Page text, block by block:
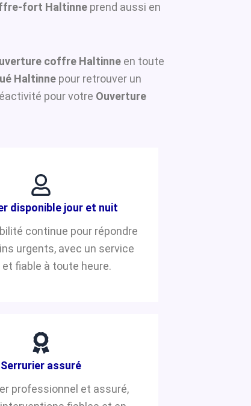
fort Haltinne prend aussi en
coffre Haltinne en toute
Haltinne pour retrouver un
pour votre Ouverture
disponible jour et nuit
continue pour répondre
urgents, avec un service
et fiable à toute heure.
Serrurier assuré
professionnel et assuré,